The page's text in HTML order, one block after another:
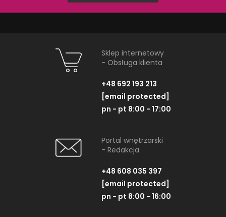
ZOBACZ PRODUKT
NAJNOWSZE ARTYKUŁY
Sklep internetowy
- Obsługa klienta
+48 692 193 213
[email protected]
pn - pt 8:00 - 17:00
Portal wnętrzarski
- Redakcja
+48 608 035 397
[email protected]
pn - pt 8:00 - 16:00